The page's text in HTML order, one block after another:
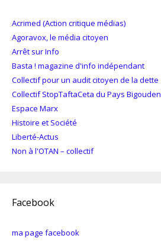
Acrimed (Action critique médias)
Agoravox, le média citoyen
Arrêt sur Info
Basta ! magazine d'info indépendant
Collectif pour un audit citoyen de la dette
Collectif StopTaftaCeta du Pays Bigouden
Espace Marx
Histoire et Société
Liberté-Actus
Non à l'OTAN – collectif
Facebook
ma page facebook